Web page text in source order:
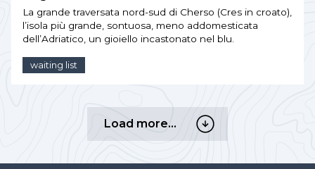
La grande traversata nord-sud di Cherso (Cres in croato),
l’isola più grande, sontuosa, meno addomesticata
dell’Adriatico, un gioiello incastonato nel blu.
waiting list
Load more…
Load
more…